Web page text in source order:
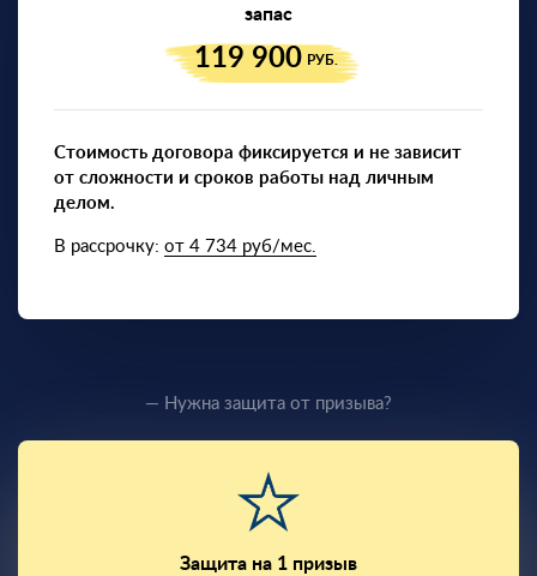
запас
119 900 РУБ.
Стоимость договора фиксируется и не зависит
от сложности и сроков работы над личным
делом.
В рассрочку: от 4 734 руб/мес.
— Нужна защита от призыва?
Защита на 1 призыв